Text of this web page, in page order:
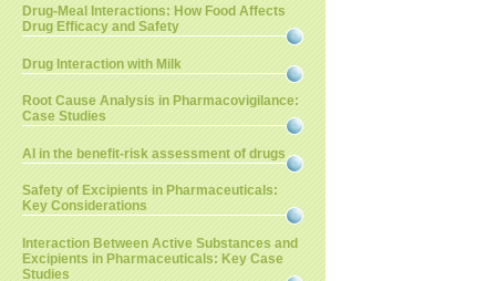
Drug-Meal Interactions: How Food Affects
Drug Efficacy and Safety
Drug Interaction with Milk
Root Cause Analysis in Pharmacovigilance:
Case Studies
AI in the benefit-risk assessment of drugs
Safety of Excipients in Pharmaceuticals:
Key Considerations
Interaction Between Active Substances and
Excipients in Pharmaceuticals: Key Case
Studies